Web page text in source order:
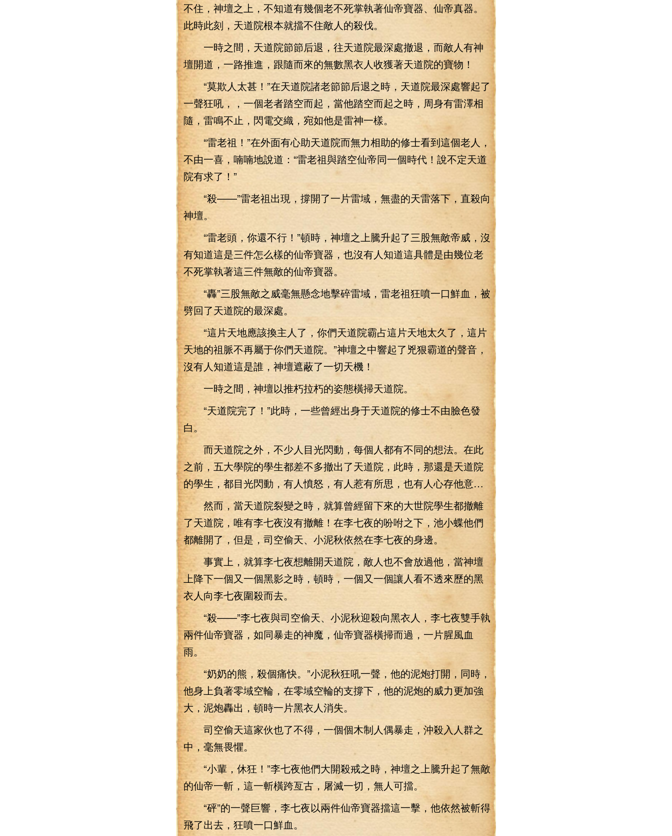
不住，神壇之上，不知道有幾個老不死掌執著仙帝寶器、仙帝真器。
此時此刻，天道院根本就擋不住敵人的殺伐。
一時之間，天道院節節后退，往天道院最深處撤退，而敵人有神
壇開道，一路推進，跟隨而來的無數黑衣人收獲著天道院的寶物！
“莫欺人太甚！”在天道院諸老節節后退之時，天道院最深處響起了
一聲狂吼，，一個老者踏空而起，當他踏空而起之時，周身有雷澤相
隨，雷鳴不止，閃電交織，宛如他是雷神一樣。
“雷老祖！”在外面有心助天道院而無力相助的修士看到這個老人，
不由一喜，喃喃地說道：“雷老祖與踏空仙帝同一個時代！說不定天道
院有求了！”
“殺——”雷老祖出現，撐開了一片雷域，無盡的天雷落下，直殺向
神壇。
“雷老頭，你還不行！”頓時，神壇之上騰升起了三股無敵帝威，沒
有知道這是三件怎么樣的仙帝寶器，也沒有人知道這具體是由幾位老
不死掌執著這三件無敵的仙帝寶器。
“轟”三股無敵之威毫無懸念地擊碎雷域，雷老祖狂噴一口鮮血，被
劈回了天道院的最深處。
“這片天地應該換主人了，你們天道院霸占這片天地太久了，這片
天地的祖脈不再屬于你們天道院。”神壇之中響起了兇狠霸道的聲音，
沒有人知道這是誰，神壇遮蔽了一切天機！
一時之間，神壇以推朽拉朽的姿態橫掃天道院。
“天道院完了！”此時，一些曾經出身于天道院的修士不由臉色發
白。
而天道院之外，不少人目光閃動，每個人都有不同的想法。在此
之前，五大學院的學生都差不多撤出了天道院，此時，那還是天道院
的學生，都目光閃動，有人憤怒，有人惹有所思，也有人心存他意…
然而，當天道院裂變之時，就算曾經留下來的大世院學生都撤離
了天道院，唯有李七夜沒有撤離！在李七夜的吩咐之下，池小蝶他們
都離開了，但是，司空偷天、小泥秋依然在李七夜的身邊。
事實上，就算李七夜想離開天道院，敵人也不會放過他，當神壇
上降下一個又一個黑影之時，頓時，一個又一個讓人看不透來歷的黑
衣人向李七夜圍殺而去。
“殺——”李七夜與司空偷天、小泥秋迎殺向黑衣人，李七夜雙手執
兩件仙帝寶器，如同暴走的神魔，仙帝寶器橫掃而過，一片腥風血
雨。
“奶奶的熊，殺個痛快。”小泥秋狂吼一聲，他的泥炮打開，同時，
他身上負著零域空輪，在零域空輪的支撐下，他的泥炮的威力更加強
大，泥炮轟出，頓時一片黑衣人消失。
司空偷天這家伙也了不得，一個個木制人偶暴走，沖殺入人群之
中，毫無畏懼。
“小輩，休狂！”李七夜他們大開殺戒之時，神壇之上騰升起了無敵
的仙帝一斬，這一斬橫跨亙古，屠滅一切，無人可擋。
“砰”的一聲巨響，李七夜以兩件仙帝寶器擋這一擊，他依然被斬得
飛了出去，狂噴一口鮮血。